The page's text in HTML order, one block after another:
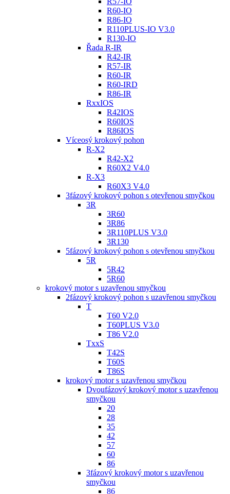
R60-IO
R86-IO
R110PLUS-IO V3.0
R130-IO
Řada R-IR
R42-IR
R57-IR
R60-IR
R60-IRD
R86-IR
RxxIOS
R42IOS
R60IOS
R86IOS
Víceosý krokový pohon
R-X2
R42-X2
R60X2 V4.0
R-X3
R60X3 V4.0
3fázový krokový pohon s otevřenou smyčkou
3R
3R60
3R86
3R110PLUS V3.0
3R130
5fázový krokový pohon s otevřenou smyčkou
5R
5R42
5R60
krokový motor s uzavřenou smyčkou
2fázový krokový pohon s uzavřenou smyčkou
T
T60 V2.0
T60PLUS V3.0
T86 V2.0
TxxS
T42S
T60S
T86S
krokový motor s uzavřenou smyčkou
Dvoufázový krokový motor s uzavřenou
smyčkou
20
28
35
42
57
60
86
3fázový krokový motor s uzavřenou
smyčkou
86